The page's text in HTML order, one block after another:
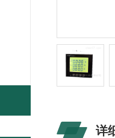
详